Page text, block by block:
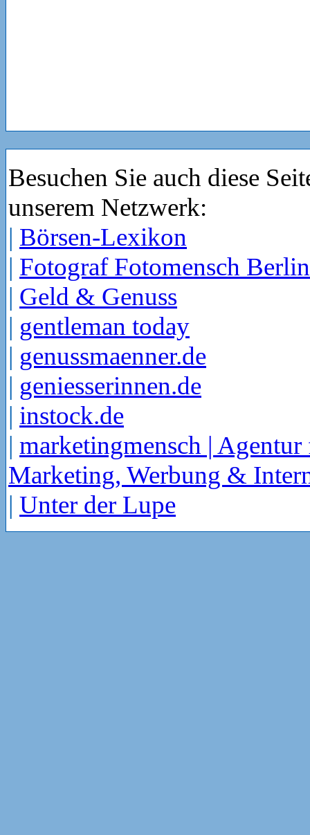
Besuchen Sie auch diese
unserem Netzwerk:
| Börsen-Lexikon
| Fotograf Fotomensch Berlin
| Geld & Genuss
| gentleman today
| genussmaenner.de
| geniesserinnen.de
| instock.de
| marketingmensch | Agentur
Marketing, Werbung &
| Unter der Lupe